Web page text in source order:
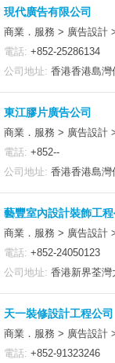
現代廣告有限公司
商業．服務 > 廣告設計
電話: +852-25286134
公司地址: 香港香港島灣
東江膠片廣告公司
商業．服務 > 廣告設計
電話: +852--
公司地址: 香港香港島
藝豐室內設計裝飾工程
商業．服務 > 廣告設計
電話: +852-24050123
公司地址: 香港新界荃灣
天一裝修設計工程公司
商業．服務 > 廣告設計
電話: +852-91323246